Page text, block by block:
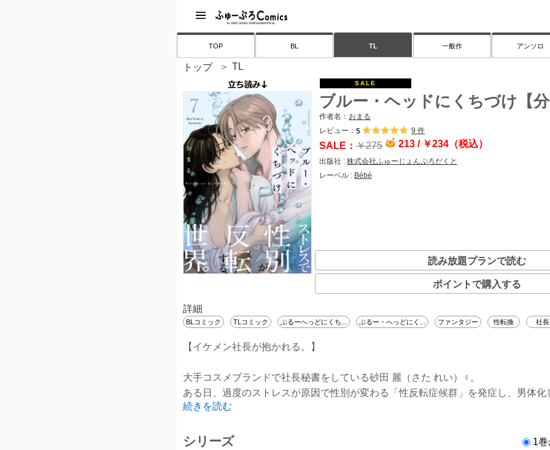
TOP BL TL 一般作 アンソロ
トップ TL
ブルー・ヘッドにくちづけ【
おまる
レビュー： 5 9 件
￥275 213 / ￥234（税込）
株式会社ふゅーじょんぷろだくと
Bébé
読み放題プランで読む
ポイントで購入する
詳細
BLコミック TLコミック ぶるーへっどにくち... ぶるー・へっどにく... ファンタジー 性転換 社長
【イケメン社長が抱かれる。】
大手コスメブランドで社長秘書をしている砂田 麗（さた れい）♀。
ある日、過度のストレスが原因で性別が変わる「性反転症候群」を発症し、男体化
女体に戻る対処法はただ一つ、セックスをすること。
元の身体に戻るため２人は“雌雄逆転セックス”を迫られるーー！
続きを読む
シリーズ 1